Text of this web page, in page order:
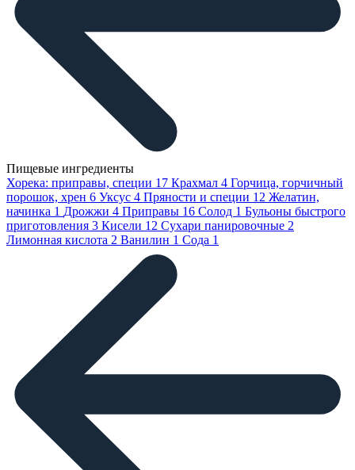
Пищевые ингредиенты
Хорека: приправы, специи 17 Крахмал 4 Горчица, горчичный
порошок, хрен 6 Уксус 4 Пряности и специи 12 Желатин,
начинка 1 Дрожжи 4 Приправы 16 Солод 1 Бульоны быстрого
приготовления 3 Кисели 12 Сухари панировочные 2
Лимонная кислота 2 Ванилин 1 Сода 1